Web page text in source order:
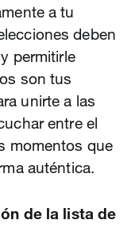
a tu
deben
permitirle
son tus
unirte a las
entre el
momentos que
auténtica.
de la lista de